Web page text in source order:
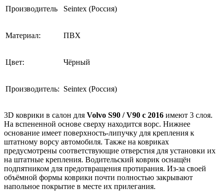
Производитель Seintex (Россия)
Материал: ПВХ
Цвет: Чёрный
Производитель: Seintex (Россия)
3D коврики в салон для Volvo S90 / V90 с 2016 имеют 3 слоя.
На вспененной основе сверху находится ворс. Нижнее
основание имеет поверхность-липучку для крепления к
штатному ворсу автомобиля. Также на ковриках
предусмотрены соответствующие отверстия для установки их
на штатные крепления. Водительский коврик оснащён
подпятником для предотвращения протирания. Из-за своей
объёмной формы коврики почти полностью закрывают
напольное покрытие в месте их прилегания.